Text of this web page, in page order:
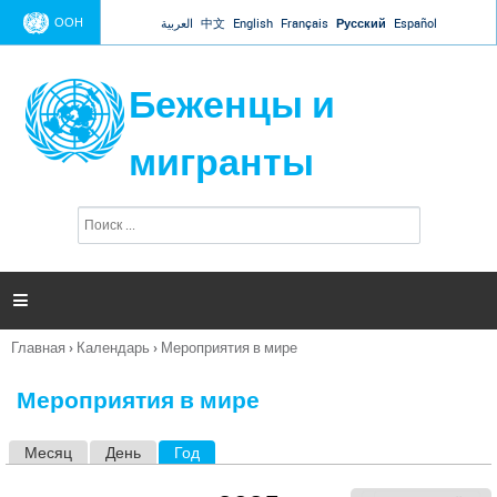
Jump to navigation
ООН العربية 中文 English Français Русский Español
Беженцы и
мигранты
п
и

Вы
Главная › Календарь › Мероприятия в мире
Мероприятия в мире
Месяц День Год